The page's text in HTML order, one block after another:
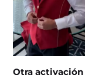
Otra activación